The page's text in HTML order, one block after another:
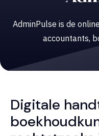
AdminPulse is de
accountants,
Digitale